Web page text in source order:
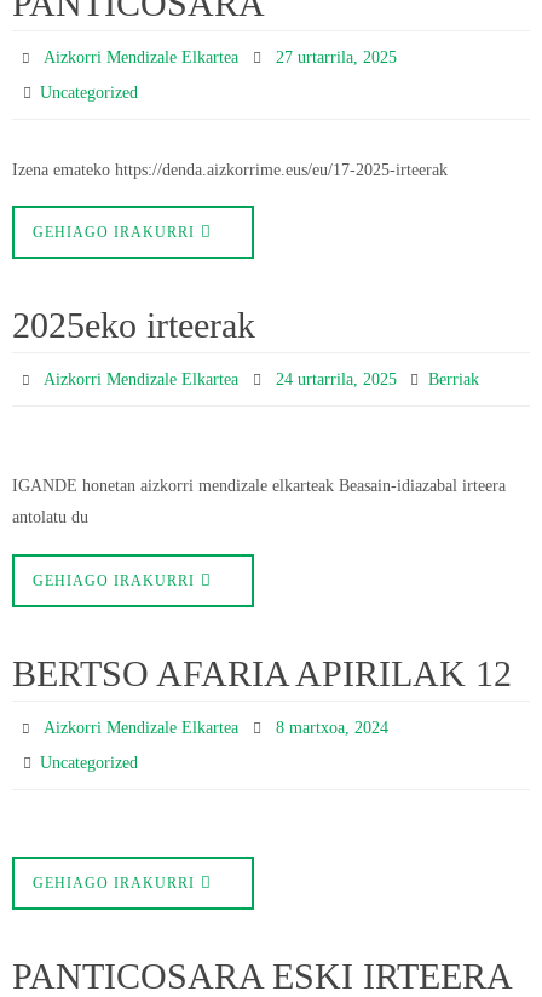
Aizkorri Mendizale Elkartea
27 urtarrila, 2025
Uncategorized
Izena emateko https://denda.aizkorrime.eus/eu/17-2025-irteerak
GEHIAGO IRAKURRI
2025eko irteerak
Aizkorri Mendizale Elkartea 24 urtarrila, 2025 Berriak
IGANDE honetan aizkorri mendizale elkarteak Beasain-idiazabal irteera
antolatu du
GEHIAGO IRAKURRI
BERTSO AFARIA APIRILAK 12
Aizkorri Mendizale Elkartea
8 martxoa, 2024
Uncategorized
GEHIAGO IRAKURRI
PANTICOSARA ESKI IRTEERA